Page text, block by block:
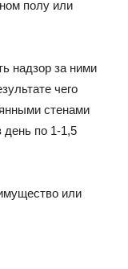
полу или
надзор за ними
чего
стенами
день по 1-1,5
или